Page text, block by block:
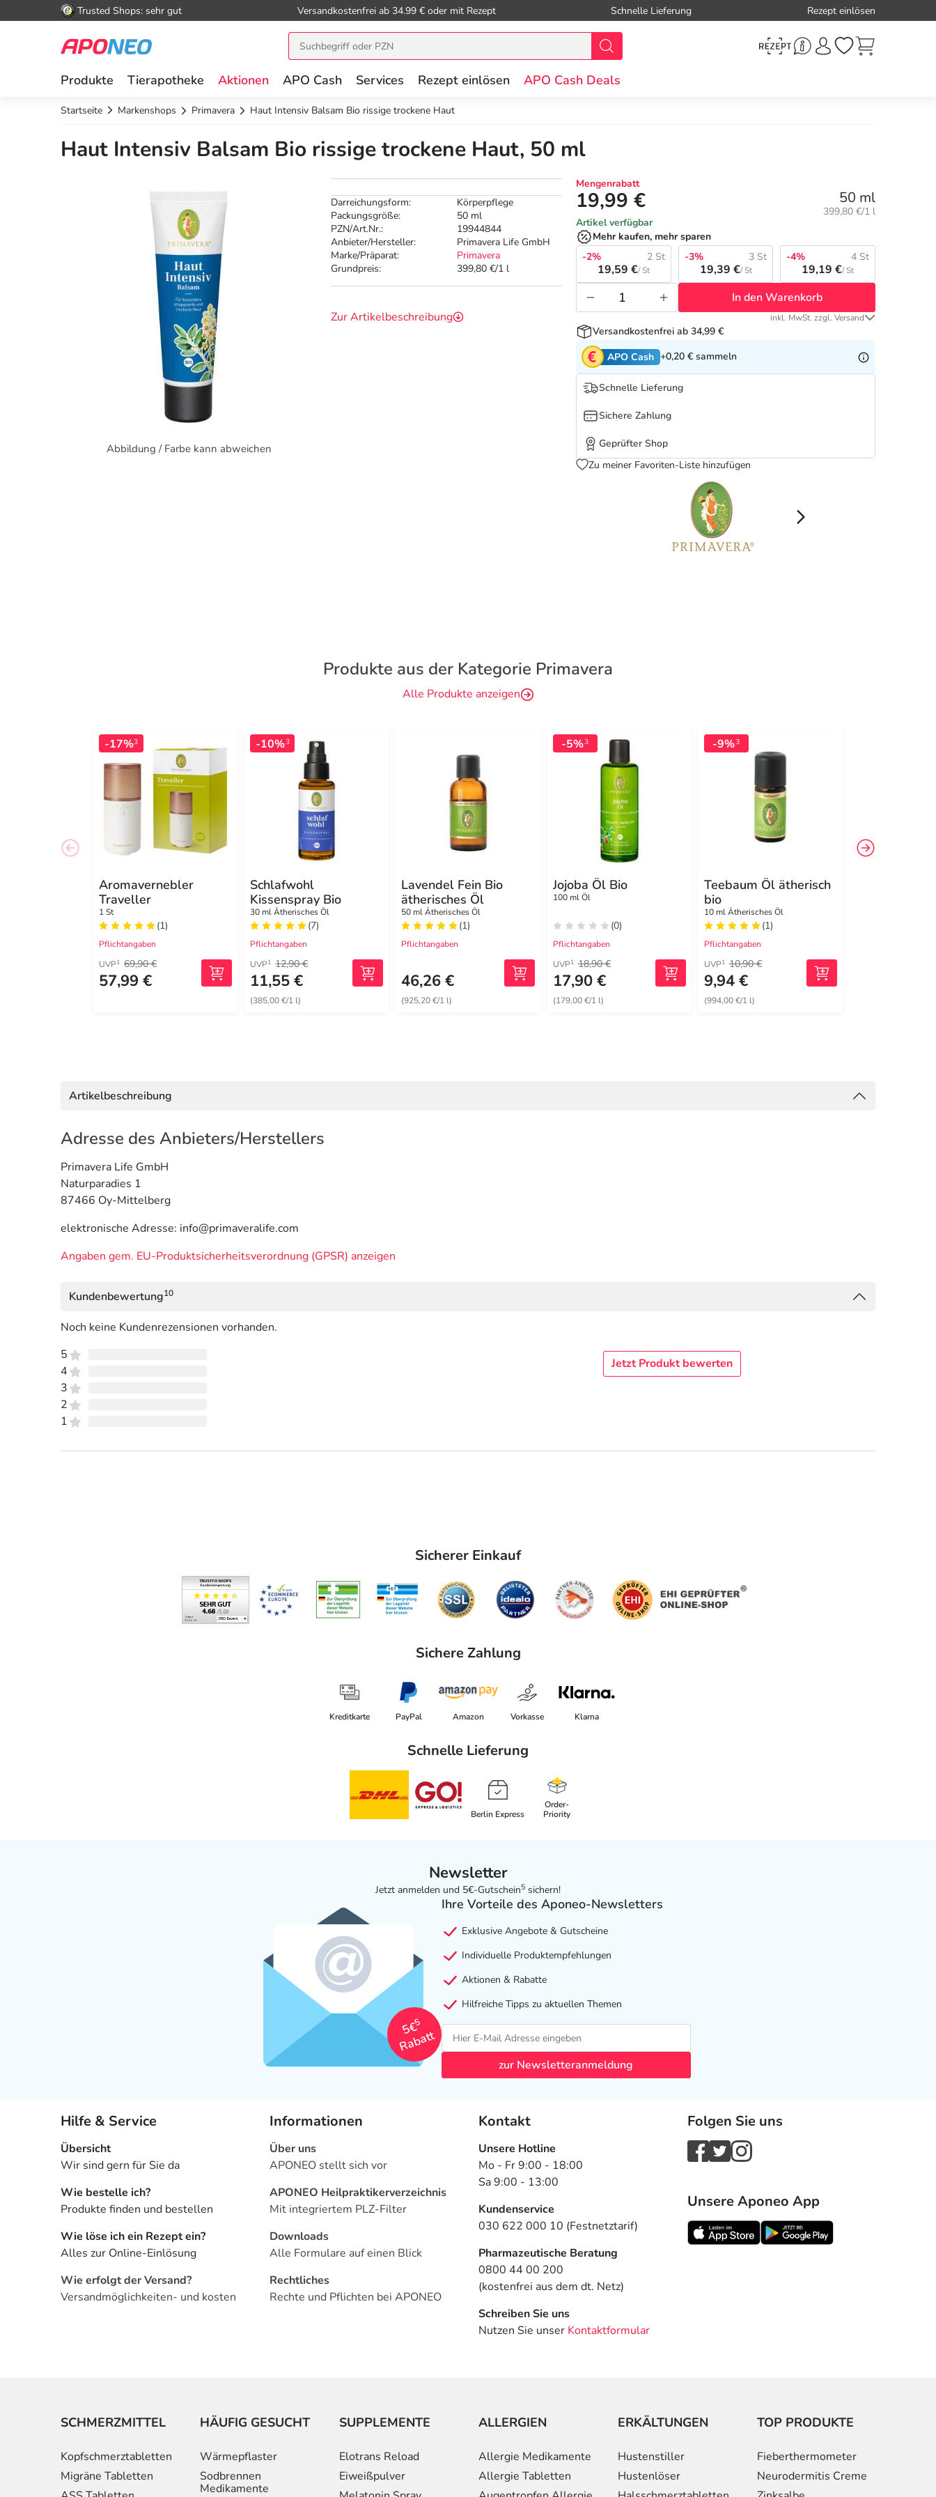
Trusted Shops: sehr gut Versandkostenfrei ab 34.99 € oder mit Rezept Schnelle Lieferung Rezept einlösen
Produkte Tierapotheke Aktionen APO Cash Services Rezept einlösen APO Cash Deals
Startseite Markenshops Primavera Haut Intensiv Balsam Bio rissige trockene Haut
Haut Intensiv Balsam Bio rissige trockene Haut, 50 ml
Abbildung / Farbe kann abweichen
Darreichungsform:
Körperpflege
Packungsgröße:
50 ml
PZN/Art.Nr.:
19944844
Anbieter/Hersteller:
Primavera Life GmbH
Marke/Präparat:
Primavera
Grundpreis:
399,80 €/1 l
Zur Artikelbeschreibung
Mengenrabatt
19,99 € 50 ml
Grundpreis:
399,80 €/1 l
Artikel verfügbar
Mehr kaufen, mehr sparen
-2%
2 St
19,59 €/ St
-3% 3 St
19,39 €/ St
-4% 4 St
19,19 €/ St
In den Warenkorb
inkl. MwSt. zzgl. Versand
Versandkostenfrei ab 34,99 €
APO Cash +0,20 € sammeln
Schnelle Lieferung
Sichere Zahlung
Geprüfter Shop
Zu meiner Favoriten-Liste hinzufügen
Produkte aus der Kategorie Primavera
Alle Produkte anzeigen
-17%3
Aromavernebler
Traveller
1 St
(1)
Pflichtangaben
UVP1 69,90 €
57,99 €
-10%3
Schlafwohl
Kissenspray Bio
30 ml Ätherisches Öl
(7)
Pflichtangaben
UVP1 12,90 €
11,55 €
(385,00 €/1 l)
Lavendel Fein Bio
ätherisches Öl
50 ml Ätherisches Öl
(1)
Pflichtangaben
46,26 €
(925,20 €/1 l)
-5%3
Jojoba Öl Bio
100 ml Öl
(0)
Pflichtangaben
UVP1 18,90 €
17,90 €
(179,00 €/1 l)
-9%3
Teebaum Öl ätherisch
bio
10 ml Ätherisches Öl
(1)
Pflichtangaben
UVP1 10,90 €
9,94 €
(994,00 €/1 l)
Artikelbeschreibung
Adresse des Anbieters/Herstellers
Primavera Life GmbH
Naturparadies 1
87466 Oy-Mittelberg
elektronische Adresse: info@primaveralife.com
Angaben gem. EU-Produktsicherheitsverordnung (GPSR) anzeigen
Kundenbewertung10
Noch keine Kundenrezensionen vorhanden.
5
4
3
2
1
Jetzt Produkt bewerten
Sicherer Einkauf
Sichere Zahlung
Kreditkarte PayPal Amazon Vorkasse Klarna
Schnelle Lieferung
Berlin Express
Order-
Priority
Newsletter
Jetzt anmelden und 5€-Gutschein5 sichern!
5€
5
Rabatt
Ihre Vorteile des Aponeo-Newsletters
Exklusive Angebote & Gutscheine
Individuelle Produktempfehlungen
Aktionen & Rabatte
Hilfreiche Tipps zu aktuellen Themen
zur Newsletteranmeldung
Hilfe & Service
Übersicht
Wir sind gern für Sie da
Wie bestelle ich?
Produkte finden und bestellen
Wie löse ich ein Rezept ein?
Alles zur Online-Einlösung
Wie erfolgt der Versand?
Versandmöglichkeiten- und kosten
Informationen
Über uns
APONEO stellt sich vor
APONEO Heilpraktikerverzeichnis
Mit integriertem PLZ-Filter
Downloads
Alle Formulare auf einen Blick
Rechtliches
Rechte und Pflichten bei APONEO
Kontakt
Unsere Hotline
Mo - Fr 9:00 - 18:00
Sa 9:00 - 13:00
Kundenservice
030 622 000 10 (Festnetztarif)
Pharmazeutische Beratung
0800 44 00 200
(kostenfrei aus dem dt. Netz)
Schreiben Sie uns
Nutzen Sie unser Kontaktformular
Folgen Sie uns
Unsere Aponeo App
SCHMERZMITTEL
Kopfschmerztabletten
Migräne Tabletten
HÄUFIG GESUCHT
Wärmepflaster
Sodbrennen
Medikamente
SUPPLEMENTE
Elotrans Reload
Eiweißpulver
ALLERGIEN
Allergie Medikamente
Allergie Tabletten
ERKÄLTUNGEN
Hustenstiller
Hustenlöser
TOP PRODUKTE
Fieberthermometer
Neurodermitis Creme